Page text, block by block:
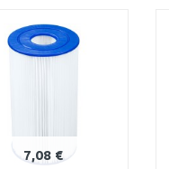
Vergleichen
7,08 €